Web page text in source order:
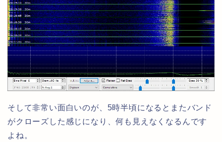
そして非常い面白いのが、5時半頃になるとまたバンド
がクローズした感じになり、何も見えなくなるんです
よね。